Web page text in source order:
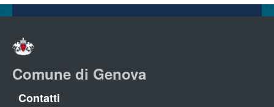
Comune di Genova
Contatti